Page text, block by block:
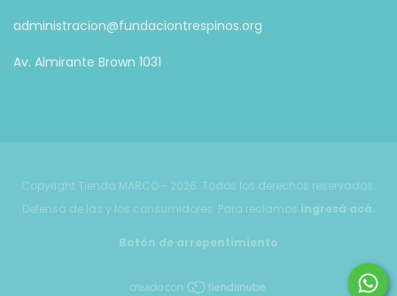
administracion@fundaciontrespinos.org
Av. Almirante Brown 1031
Copyright Tienda MARCO - 2026. Todos los derechos reservados.
Defensa de las y los consumidores. Para reclamos ingresá acá.
Botón de arrepentimiento